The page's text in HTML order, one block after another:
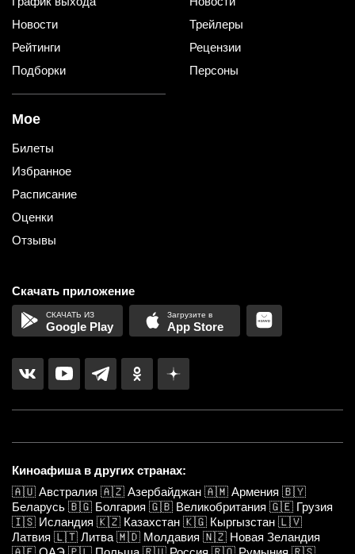
Новости
Рейтинги
Подборки
Трейлеры
Рецензии
Персоны
Мое
Билеты
Избранное
Расписание
Оценки
Отзывы
Скачать приложение
Google Play App Store
Киноафиша в других странах:
🇦🇺 Австралия 🇦🇿 Азербайджан 🇦🇲 Армения 🇧🇾
Беларусь 🇧🇬 Болгария 🇬🇧 Великобритания 🇬🇪 Грузия
🇮🇸 Исландия 🇰🇿 Казахстан 🇰🇬 Кыргызстан 🇱🇻
Латвия 🇱🇹 Литва 🇲🇩 Молдавия 🇳🇿 Новая Зеландия